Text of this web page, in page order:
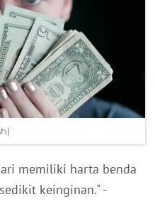
memiliki harta benda
keinginan." -